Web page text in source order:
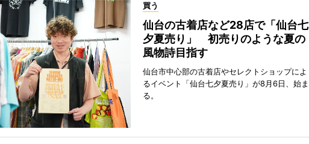
買う
仙台の古着店など28店で「仙台七
夕夏売り」 初売りのような夏の
風物詩目指す
仙台市中心部の古着店やセレクトショップによ
るイベント「仙台七夕夏売り」が8月6日、始ま
る。